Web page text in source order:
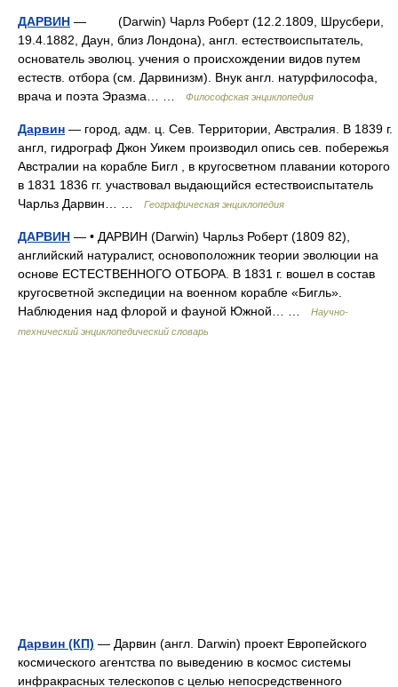
ДАРВИН — (Darwin) Чарлз Роберт (12.2.1809, Шрусбери,
19.4.1882, Даун, близ Лондона), англ. естествоиспытатель,
основатель эволюц. учения о происхождении видов путем
естеств. отбора (см. Дарвинизм). Внук англ. натурфилософа,
врача и поэта Эразма… …
Философская энциклопедия
Дарвин — город, адм. ц. Сев. Территории, Австралия. В 1839 г.
англ, гидрограф Джон Уикем производил опись сев. побережья
Австралии на корабле Бигл , в кругосветном плавании которого
в 1831 1836 гг. участвовал выдающийся естествоиспытатель
Чарльз Дарвин… …
Географическая энциклопедия
ДАРВИН — • ДАРВИН (Darwin) Чарльз Роберт (1809 82),
английский натуралист, основоположник теории эволюции на
основе ЕСТЕСТВЕННОГО ОТБОРА. В 1831 г. вошел в состав
кругосветной экспедиции на военном корабле «Бигль».
Наблюдения над флорой и фауной Южной… …
Научно-
технический энциклопедический словарь
Дарвин (КП) — Дарвин (англ. Darwin) проект Европейского
космического агентства по выведению в космос системы
инфракрасных телескопов с целью непосредственного